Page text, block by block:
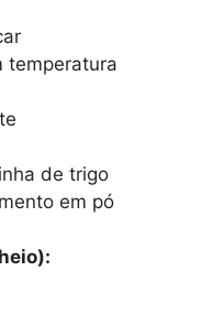
temperatura
de trigo
em pó